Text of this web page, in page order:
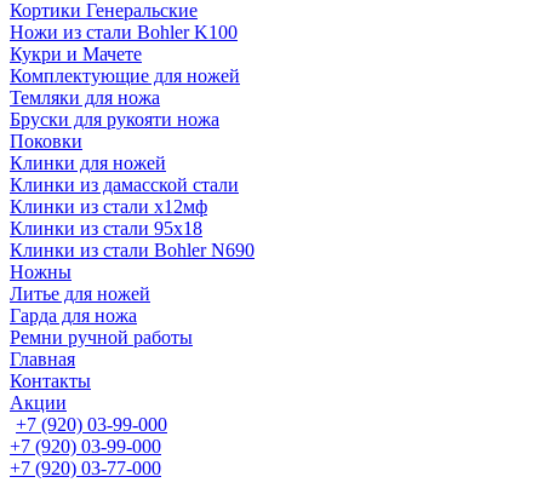
Кортики Генеральские
Ножи из стали Bohler K100
Кукри и Мачете
Комплектующие для ножей
Темляки для ножа
Бруски для рукояти ножа
Поковки
Клинки для ножей
Клинки из дамасской стали
Клинки из стали х12мф
Клинки из стали 95х18
Клинки из стали Bohler N690
Ножны
Литье для ножей
Гарда для ножа
Ремни ручной работы
Главная
Контакты
Акции
+7 (920) 03-99-000
+7 (920) 03-99-000
+7 (920) 03-77-000